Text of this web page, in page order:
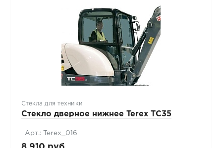
Стекла для техники
Стекло дверное нижнее Terex TC35
Арт.: Terex_016